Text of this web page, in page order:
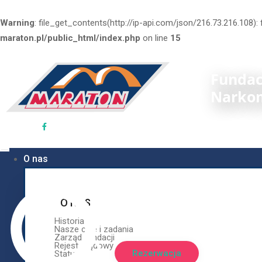
Warning: file_get_contents(http://ip-api.com/json/
maraton.pl/public_html/index.php on line 15
O nas
O NAS
Historia
Nasze cele i zadania
Zarząd fundacji
Rejestr sądowy
Statut Rezerwacja
Historia
Nasze cele i zadania
Zarząd fundacji
Rejestr sądowy
Statut
PWR 10-14
Program wzmacniania rodziny 10-14
Warunki uczestnictwa w szkoleniu
Rezerwacja